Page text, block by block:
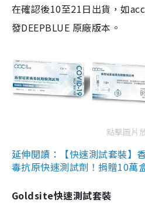
在確認後10至21日出貨，如
發DEEPBLUE 原廠版本。
點擊圖片
延伸閱讀：【快速測試套裝】
毒抗原快速測試劑！捐贈10萬
Goldsite快速測試套裝